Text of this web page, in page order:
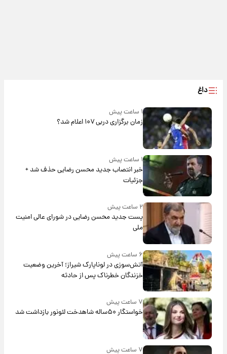
داغ
زمان برگزاری دربی ۱۰۷ اعلام شد؟
۱ ساعت پیش
خبر انتصاب جدید محسن رضایی حذف شد +
جزئیات
پست جدید محسن رضایی در شورای عالی امنیت
ملی
۶ ساعت پیش
آتش‌سوزی در لوناپارک شیراز؛ آخرین وضعیت
خزندگان خطرناک پس از حادثه
۷ ساعت پیش
خواستگار ۵۰ساله شاهدخت لئونور بازداشت شد